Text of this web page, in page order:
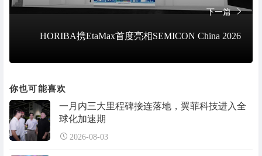
下一篇
HORIBA携EtaMax首度亮相SEMICON China 2026
你也可能喜欢
一月内三大里程碑接连落地，翼菲科技进入全
球化加速期
2026-08-03